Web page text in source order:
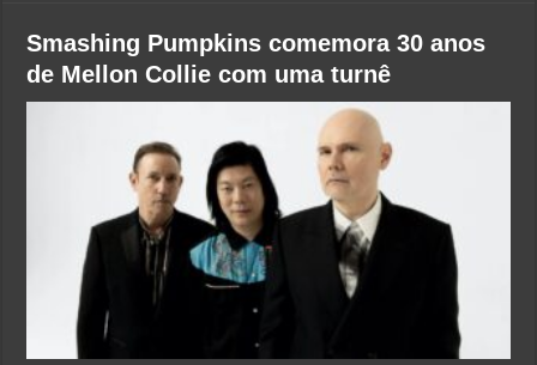
Smashing Pumpkins comemora 30 anos
de Mellon Collie com uma turnê